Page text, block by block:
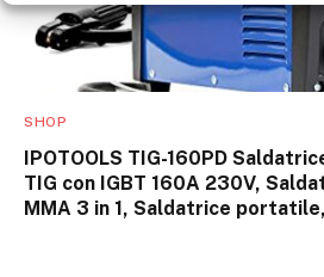
SHOP
IPOTOOLS TIG-160PD
TIG con IGBT 160A 230V,
MMA 3 in 1, Saldatrice